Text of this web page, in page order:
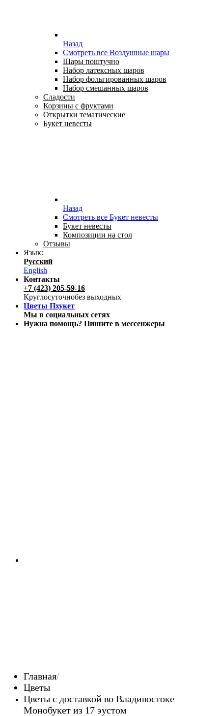
Назад
Смотреть все Воздушные шары
Шары поштучно
Набор латексных шаров
Набор фольгированных шаров
Набор смешанных шаров
Сладости
Корзины с фруктами
Открытки тематические
Букет невесты
Назад
Смотреть все Букет невесты
Букет невесты
Композиции на стол
Отзывы
Язык:
Русский
English
Контакты
+7 (423) 205-59-16
Круглосуточнобез выходных
Цветы Пхукет
Мы в социальных сетях
Нужна помощь? Пишите в мессенжеры
Главная
Цветы
Цветы c доставкой во Владивостоке
Монобукет из 17 эустом